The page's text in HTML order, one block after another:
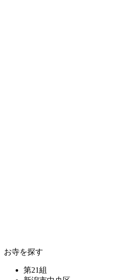
お寺を探す
第21組